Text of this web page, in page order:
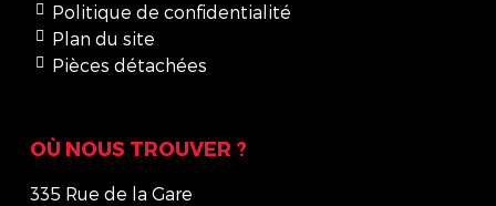
Politique de confidentialité
Plan du site
Pièces détachées
OÙ NOUS TROUVER ?
335 Rue de la Gare